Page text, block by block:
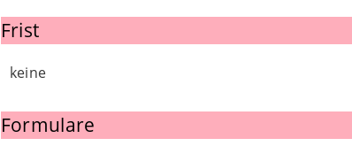
Frist
keine
Formulare